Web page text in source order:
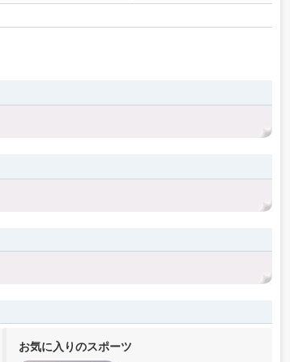
お気に入りのスポーツ